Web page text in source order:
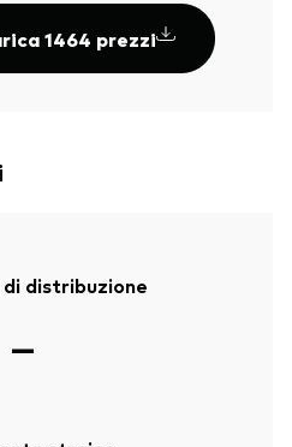
1464 prezzi
distribuzione
—